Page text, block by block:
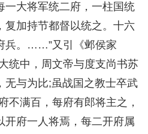
一大将军统二府，一柱国统
复加持节都督以统之。十六
兵。……”又引《邺侯家
统中，周文帝与度支尚书苏
无与为比;虽战国之教士卒武
满百，每府有郎将主之，
开府一人将焉，每二开府属